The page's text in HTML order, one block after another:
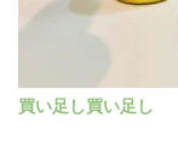
買い足し買い足し